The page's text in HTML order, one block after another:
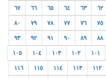
٦٢ ٦٣ ٦٤ ٦٥ ٦٦ ٦٧
٧٥ ٧٦ ٧٧ ٧٨ ٧٩ ٨٠
٨٨ ٨٩ ٩٠ ٩١ ٩٢ ٩٣
١٠١ ١٠٢ ١٠٣ ١٠٤ ١٠٥
١١٢ ١١٣ ١١٤ ١١٥ ١١٦